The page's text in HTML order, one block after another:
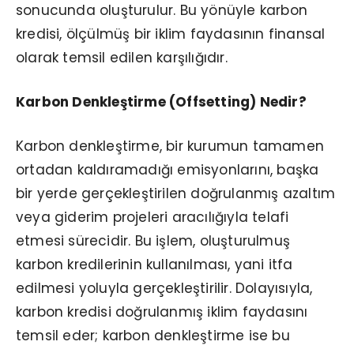
sonucunda oluşturulur. Bu yönüyle karbon
kredisi, ölçülmüş bir iklim faydasının finansal
olarak temsil edilen karşılığıdır.
Karbon Denkleştirme (Offsetting) Nedir?
Karbon denkleştirme, bir kurumun tamamen
ortadan kaldıramadığı emisyonlarını, başka
bir yerde gerçekleştirilen doğrulanmış azaltım
veya giderim projeleri aracılığıyla telafi
etmesi sürecidir. Bu işlem, oluşturulmuş
karbon kredilerinin kullanılması, yani itfa
edilmesi yoluyla gerçekleştirilir. Dolayısıyla,
karbon kredisi doğrulanmış iklim faydasını
temsil eder; karbon denkleştirme ise bu